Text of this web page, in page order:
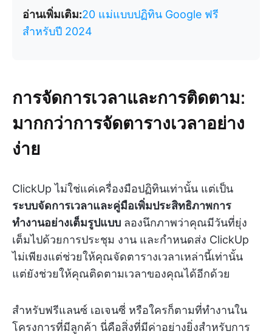
อ่านเพิ่มเติม:20 แม่แบบปฏิทิน Google ฟรี
สำหรับปี 2024
การจัดการเวลาและการติดตาม:
มากกว่าการจัดตารางเวลาอย่าง
ง่าย
ClickUp ไม่ใช่แค่เครื่องมือปฏิทินเท่านั้น แต่เป็น
ระบบจัดการเวลาและคู่มือเพิ่มประสิทธิภาพการ
ทำงานอย่างเต็มรูปแบบ ลองนึกภาพว่าคุณมีวันที่ยุ่ง
เต็มไปด้วยการประชุม งาน และกำหนดส่ง ClickUp
ไม่เพียงแต่ช่วยให้คุณจัดตารางเวลาเหล่านี้เท่านั้น
แต่ยังช่วยให้คุณติดตามเวลาของคุณได้อีกด้วย
สำหรับฟรีแลนซ์ เอเจนซี่ หรือใครก็ตามที่ทำงานใน
โครงการที่มีลูกค้า นี่คือสิ่งที่มีค่าอย่างยิ่งสำหรับการ